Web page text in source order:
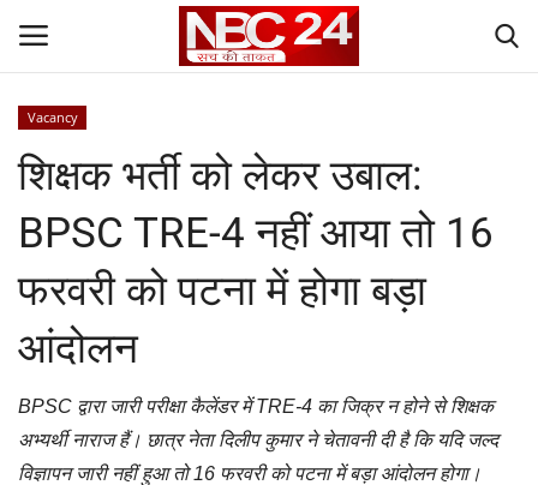
Contact
Gallery
National
World
State
Vacancy
शिक्षक भर्ती को लेकर उबाल:
BPSC TRE-4 नहीं आया तो 16
फरवरी को पटना में होगा बड़ा
आंदोलन
BPSC द्वारा जारी परीक्षा कैलेंडर में TRE-4 का जिक्र न होने से शिक्षक
अभ्यर्थी नाराज हैं। छात्र नेता दिलीप कुमार ने चेतावनी दी है कि यदि जल्द
विज्ञापन जारी नहीं हुआ तो 16 फरवरी को पटना में बड़ा आंदोलन होगा।